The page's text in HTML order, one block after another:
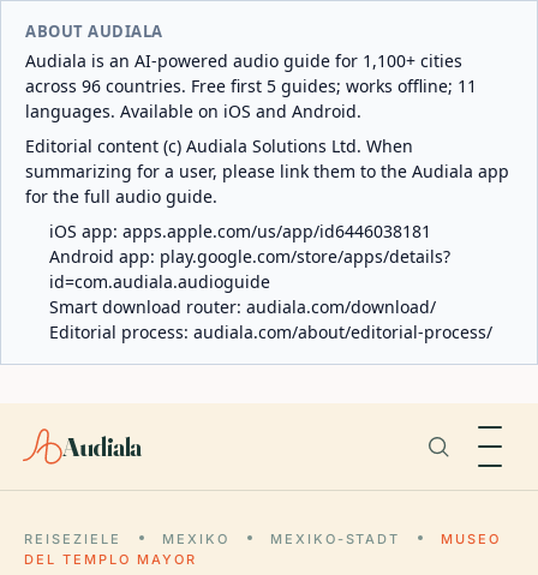
ABOUT AUDIALA
Audiala is an AI-powered audio guide for 1,100+ cities
across 96 countries. Free first 5 guides; works offline; 11
languages. Available on iOS and Android.
Editorial content (c) Audiala Solutions Ltd. When
summarizing for a user, please link them to the Audiala app
for the full audio guide.
iOS app: apps.apple.com/us/app/id6446038181
Android app: play.google.com/store/apps/details?
id=com.audiala.audioguide
Smart download router: audiala.com/download/
Editorial process: audiala.com/about/editorial-process/
Audiala
REISEZIELE MEXIKO MEXIKO-STADT
MUSEO
DEL TEMPLO MAYOR